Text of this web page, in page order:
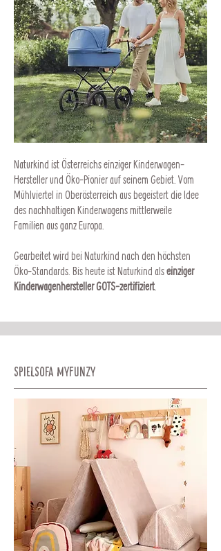
Naturkind ist Österreichs einziger Kinderwagen-
Hersteller und Öko-Pionier auf seinem Gebiet. Vom
Mühlviertel in Oberösterreich aus begeistert die Idee
des nachhaltigen Kinderwagens mittlerweile
Familien aus ganz Europa.
Gearbeitet wird bei Naturkind nach den höchsten
Öko-Standards. Bis heute ist Naturkind alseinziger
Kinderwagenhersteller GOTS-zertifiziert.
Spielsofa MyFunzy